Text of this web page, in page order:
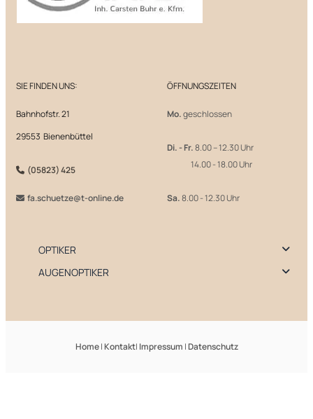
SIE FINDEN UNS:
Bahnhofstr. 21
29553 Bienenbüttel
 (05823) 425
 fa.schuetze@t-online.de
ÖFFNUNGSZEITEN
Mo.geschlossen
Di. - Fr.8.00 – 12.30 Uhr
14.00 - 18.00 Uhr
Sa.8.00 - 12.30 Uhr
OPTIKER
AUGENOPTIKER
Home|Kontakt| Impressum |Datenschutz